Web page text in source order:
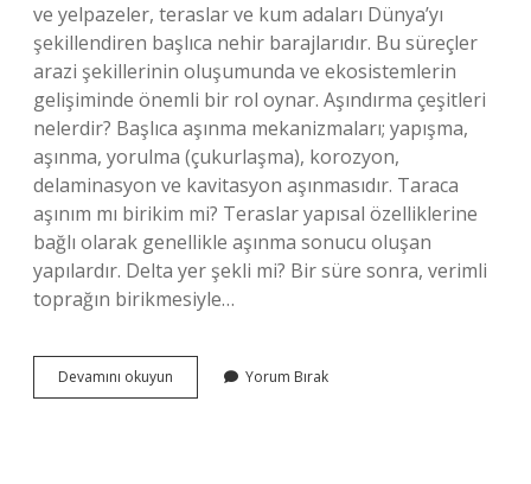
ve yelpazeler, teraslar ve kum adaları Dünya’yı
şekillendiren başlıca nehir barajlarıdır. Bu süreçler
arazi şekillerinin oluşumunda ve ekosistemlerin
gelişiminde önemli bir rol oynar. Aşındırma çeşitleri
nelerdir? Başlıca aşınma mekanizmaları; yapışma,
aşınma, yorulma (çukurlaşma), korozyon,
delaminasyon ve kavitasyon aşınmasıdır. Taraca
aşınım mı birikim mi? Teraslar yapısal özelliklerine
bağlı olarak genellikle aşınma sonucu oluşan
yapılardır. Delta yer şekli mi? Bir süre sonra, verimli
toprağın birikmesiyle…
Devamını okuyun
Aşındırma
Yorum Bırak